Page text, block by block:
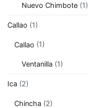
Nuevo Chimbote(1)
Callao (1)
Callao (1)
Ventanilla (1)
Ica (2)
Chincha (2)